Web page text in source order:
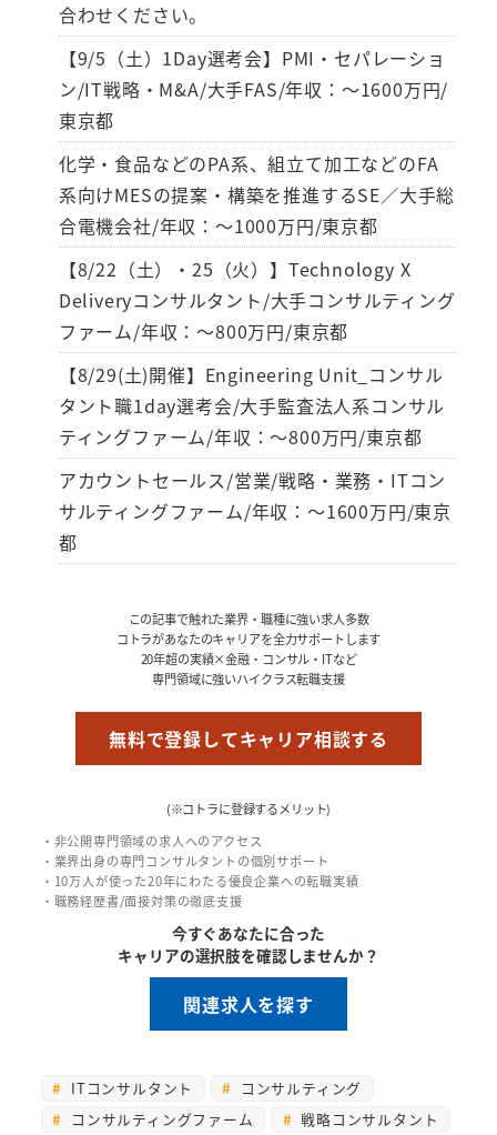
合わせください。
【9/5（土）1Day選考会】PMI・セパレーショ
ン/IT戦略・M&A/大手FAS/年収：～1600万円/
東京都
化学・食品などのPA系、組立て加工などのFA
系向けMESの提案・構築を推進するSE／大手総
合電機会社/年収：～1000万円/東京都
【8/22（土）・25（火）】Technology X
Deliveryコンサルタント/大手コンサルティング
ファーム/年収：～800万円/東京都
【8/29(土)開催】Engineering Unit_コンサル
タント職1day選考会/大手監査法人系コンサル
ティングファーム/年収：～800万円/東京都
アカウントセールス/営業/戦略・業務・ITコン
サルティングファーム/年収：～1600万円/東京
都
この記事で触れた業界・職種に強い求人多数
コトラがあなたのキャリアを全力サポートします
20年超の実績×金融・コンサル・ITなど
専門領域に強いハイクラス転職支援
無料で登録してキャリア相談する
(※コトラに登録するメリット)
・非公開専門領域の求人へのアクセス
・業界出身の専門コンサルタントの個別サポート
・10万人が使った20年にわたる優良企業への転職実績
・職務経歴書/面接対策の徹底支援
今すぐあなたに合った
キャリアの選択肢を確認しませんか？
関連求人を探す
ITコンサルタント
コンサルティング
コンサルティングファーム
戦略コンサルタント